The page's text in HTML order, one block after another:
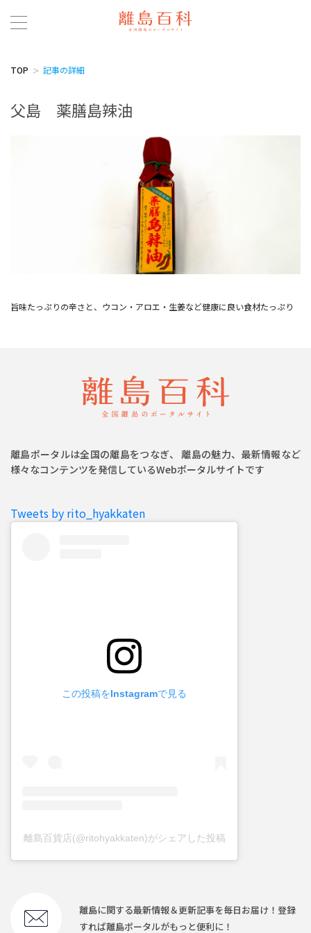
TOP 記事の詳細
父島 薬膳島辣油
離島ポータルは全国の離島をつなぎ、 離島の魅力、最新情報など
様々なコンテンツを発信しているWebポータルサイトです
Tweets by rito_hyakkaten
この投稿をInstagramで見る
離島百貨店(@ritohyakkaten)がシェアした投稿
離島に関する最新情報＆更新記事を毎日お届け！登録
すれば離島ポータルがもっと便利に！